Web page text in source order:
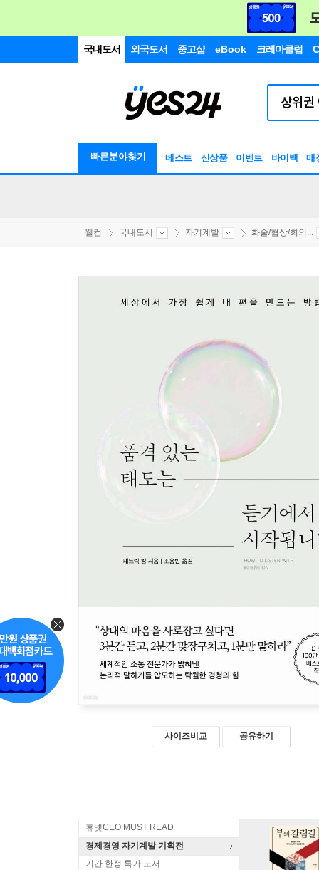
국내도서 외국도서 중고샵 eBook 크레마클럽
빠른분야찾기 베스트 신상품 이벤트 바이백 매
웰컴 국내도서 자기계발 화술/협상/회의...
사이즈비교 공유하기
휴넷CEO MUST READ
경제경영 자기계발 기획전
기간 한정 특가 도서